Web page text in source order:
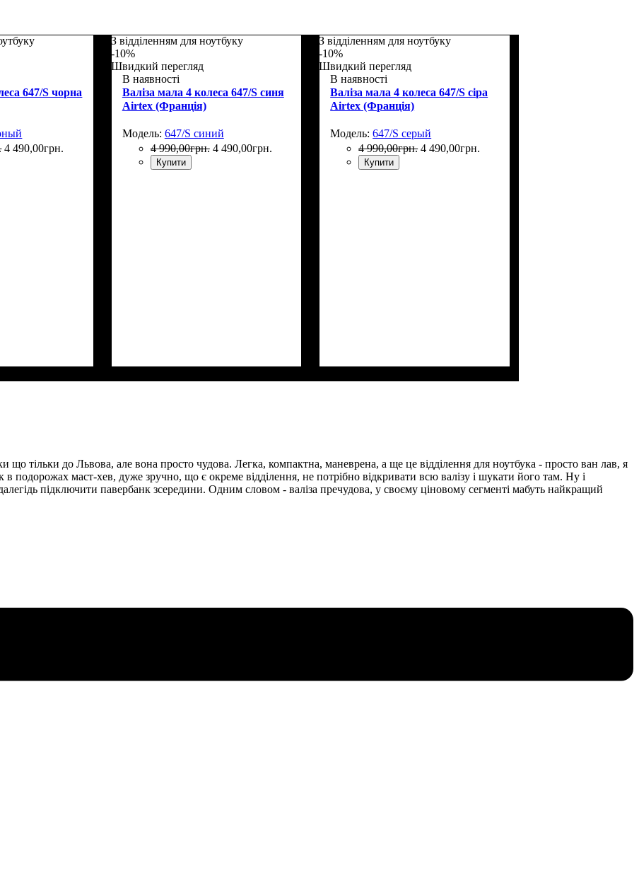
647/S чорна
4 490,00грн.
З відділенням для ноутбуку
-10%
Швидкий перегляд
В наявності
Валіза мала 4 колеса 647/S синя
Airtex (Франція)
Модель: 647/S синий
4 990,00грн. 4 490,00грн.
Купити
З відділенням для ноутбуку
-10%
Швидкий перегляд
В наявності
Валіза мала 4 колеса 647/S сіра
Airtex (Франція)
Модель:647/S серый
4 990,00грн. 4 490,00грн.
Купити
що тільки до Львова, але вона просто чудова. Легка, компактна, маневрена, а ще це відділення для ноутбука - просто ван лав, я
подорожах маст-хев, дуже зручно, що є окреме відділення, не потрібно відкривати всю валізу і шукати його там. Ну і
підключити павербанк зсередини. Одним словом - валіза пречудова, у своєму ціновому сегменті мабуть найкращий